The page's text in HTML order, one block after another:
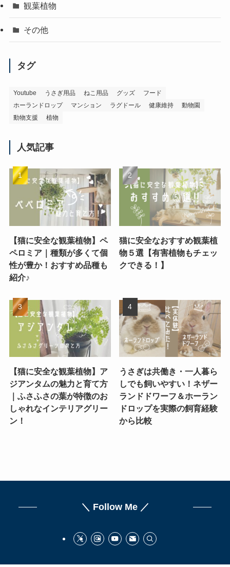
観葉植物
その他
タグ
Youtube うさぎ用品 ねこ用品 グッズ
フード
ホーランドロップ
マンション ラグドール 健康維持
動物園
動物支援
植物
人気記事
【猫に安全な観葉植物】ペ
ペロミア｜種類が多くて個
性が豊か！おすすめ品種も
紹介♪
猫に安全なおすすめ観葉植
物５選【有害植物もチェッ
クできる！】
【猫に安全な観葉植物】ア
ジアンタムの魅力と育て方
｜ふさふさの葉が特徴のお
しゃれなインテリアグリー
ン！
うさぎは共働き・一人暮ら
しでも飼いやすい！ネザー
ランドドワーフ＆ホーラン
ドロップを実際の飼育経験
から比較
＼ Follow Me ／